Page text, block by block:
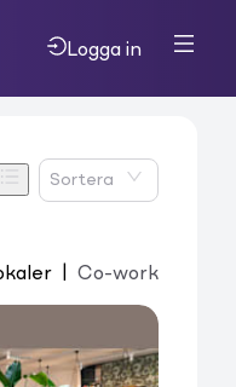
Logga in
Sortera
Co-work